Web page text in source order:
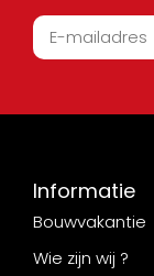
Informatie
Bouwvakantie
Wie zijn wij ?